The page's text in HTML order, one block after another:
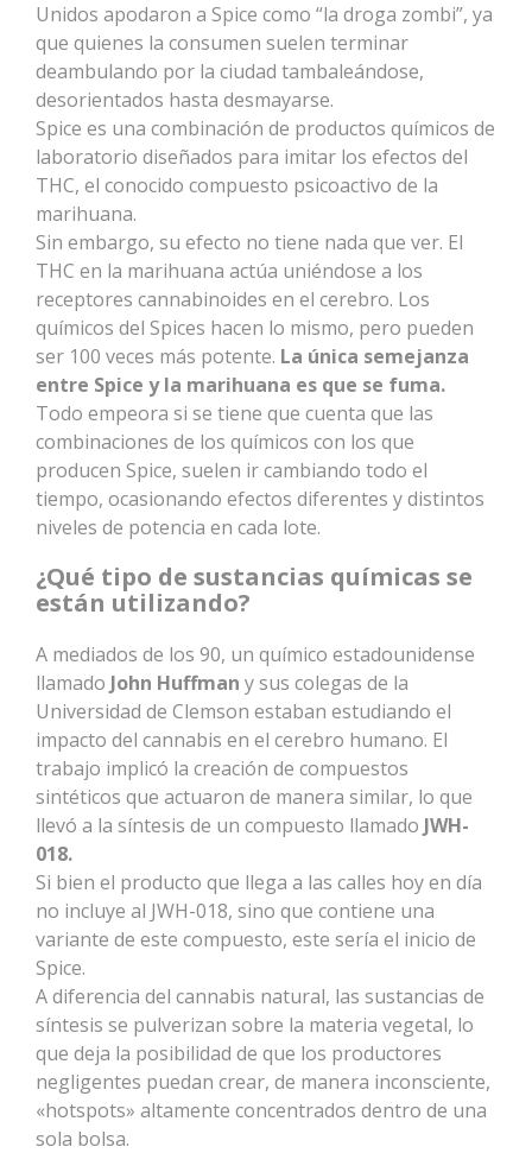
Unidos apodaron a Spice como “la droga zombi”, ya
que quienes la consumen suelen terminar
deambulando por la ciudad tambaleándose,
desorientados hasta desmayarse.
Spice es una combinación de productos químicos de
laboratorio diseñados para imitar los efectos del
THC, el conocido compuesto psicoactivo de la
marihuana.
Sin embargo, su efecto no tiene nada que ver. El
THC en la marihuana actúa uniéndose a los
receptores cannabinoides en el cerebro. Los
químicos del Spices hacen lo mismo, pero pueden
ser 100 veces más potente. La única semejanza
entre Spice y la marihuana es que se fuma.
Todo empeora si se tiene que cuenta que las
combinaciones de los químicos con los que
producen Spice, suelen ir cambiando todo el
tiempo, ocasionando efectos diferentes y distintos
niveles de potencia en cada lote.
¿Qué tipo de sustancias químicas se
están utilizando?
A mediados de los 90, un químico estadounidense
llamado John Huffman y sus colegas de la
Universidad de Clemson estaban estudiando el
impacto del cannabis en el cerebro humano. El
trabajo implicó la creación de compuestos
sintéticos que actuaron de manera similar, lo que
llevó a la síntesis de un compuesto llamado JWH-
018.
Si bien el producto que llega a las calles hoy en día
no incluye al JWH-018, sino que contiene una
variante de este compuesto, este sería el inicio de
Spice.
A diferencia del cannabis natural, las sustancias de
síntesis se pulverizan sobre la materia vegetal, lo
que deja la posibilidad de que los productores
negligentes puedan crear, de manera inconsciente,
«hotspots» altamente concentrados dentro de una
sola bolsa.